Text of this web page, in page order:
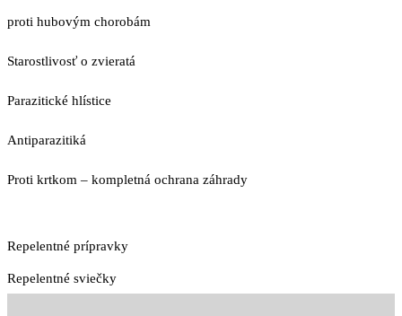
proti hubovým chorobám
Starostlivosť o zvieratá
Parazitické hlístice
Antiparazitiká
Proti krtkom – kompletná ochrana záhrady
Repelentné prípravky
Repelentné sviečky